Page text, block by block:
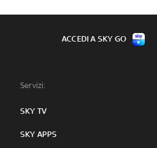
Servizi:
SKY TV
SKY APPS
ACCEDI A SKY GO